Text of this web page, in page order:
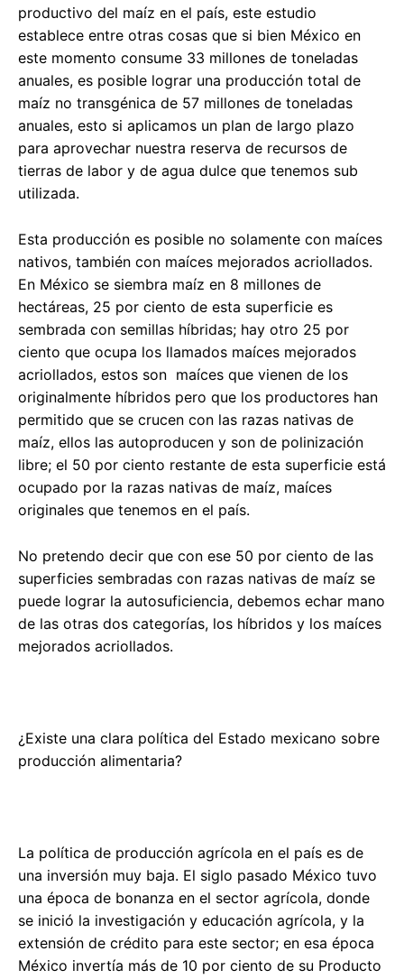
productivo del maíz en el país, este estudio
establece entre otras cosas que si bien México en
este momento consume 33 millones de toneladas
anuales, es posible lograr una producción total de
maíz no transgénica de 57 millones de toneladas
anuales, esto si aplicamos un plan de largo plazo
para aprovechar nuestra reserva de recursos de
tierras de labor y de agua dulce que tenemos sub
utilizada.
Esta producción es posible no solamente con maíces
nativos, también con maíces mejorados acriollados.
En México se siembra maíz en 8 millones de
hectáreas, 25 por ciento de esta superficie es
sembrada con semillas híbridas; hay otro 25 por
ciento que ocupa los llamados maíces mejorados
acriollados, estos son maíces que vienen de los
originalmente híbridos pero que los productores han
permitido que se crucen con las razas nativas de
maíz, ellos las autoproducen y son de polinización
libre; el 50 por ciento restante de esta superficie está
ocupado por la razas nativas de maíz, maíces
originales que tenemos en el país.
No pretendo decir que con ese 50 por ciento de las
superficies sembradas con razas nativas de maíz se
puede lograr la autosuficiencia, debemos echar mano
de las otras dos categorías, los híbridos y los maíces
mejorados acriollados.
¿Existe una clara política del Estado mexicano sobre
producción alimentaria?
La política de producción agrícola en el país es de
una inversión muy baja. El siglo pasado México tuvo
una época de bonanza en el sector agrícola, donde
se inició la investigación y educación agrícola, y la
extensión de crédito para este sector; en esa época
México invertía más de 10 por ciento de su Producto